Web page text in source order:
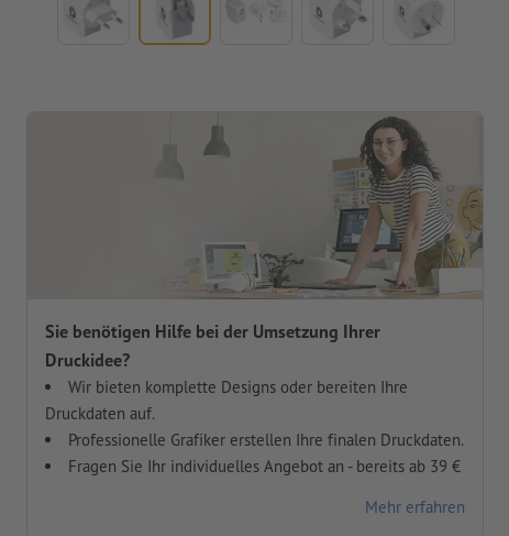
Sie benötigen Hilfe bei der Umsetzung Ihrer
Druckidee?
Wir bieten komplette Designs oder bereiten Ihre
Druckdaten auf.
Professionelle Grafiker erstellen Ihre finalen Druckdaten.
Fragen Sie Ihr individuelles Angebot an - bereits ab 39 €
Mehr erfahren